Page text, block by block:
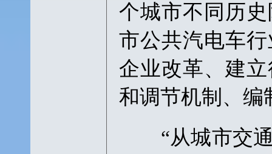
个城市不同历
市公共汽电车
企业改革、建
和调节机制、编
“从城市交通